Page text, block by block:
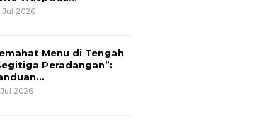
Jul 2026
Menu di Tengah
Peradangan”:
Jul 2026